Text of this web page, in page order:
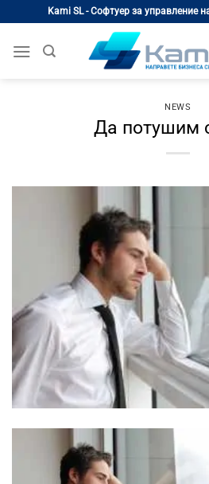
content
Kami SL - Софтуер за управление
NEWS
Да потушим